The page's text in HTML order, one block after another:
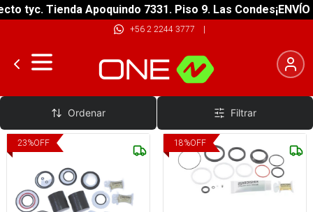
tyc. Tienda Apoquindo 7331. Piso 9. Las Condes¡ENVÍO
+56 2 2244 3777 |
Retenes Horquillas
Ordenar Filtrar
23%OFF 18%OFF